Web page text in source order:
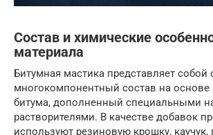
Состав и химические
материала
Битумная мастика представляет
многокомпонентный состав на основе
битума, дополненный специальными
растворителями. В качестве добавок
используют резиновую крошку,